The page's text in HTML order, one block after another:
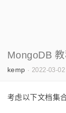
MongoDB
kemp · 2022-03-
考虑以下文档集